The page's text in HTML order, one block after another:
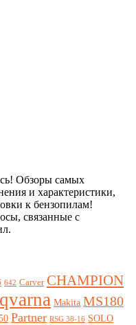
Обзоры самых
и характеристики,
к бензопилам!
связанные с
642 Carver CHAMPION
Makita MS180
Partner RSG 38-16 SOLO